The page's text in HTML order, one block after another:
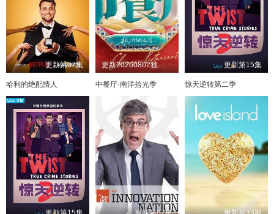
更新第07集
哈利的绝配情人
更新20260802独家直拍第7期
中餐厅·南洋拾光季
更新第15集
惊天逆转第二季